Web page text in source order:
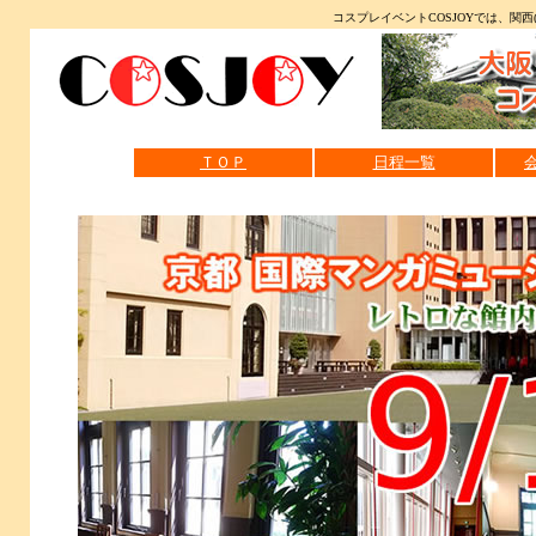
コスプレイベントCOSJOYでは、関
ＴＯＰ 日程一覧